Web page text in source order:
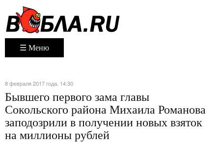
☰ Меню
8 февраля 2017 года. 14:30
Бывшего первого зама главы
Сокольского района Михаила Романова
заподозрили в получении новых взяток
на миллионы рублей